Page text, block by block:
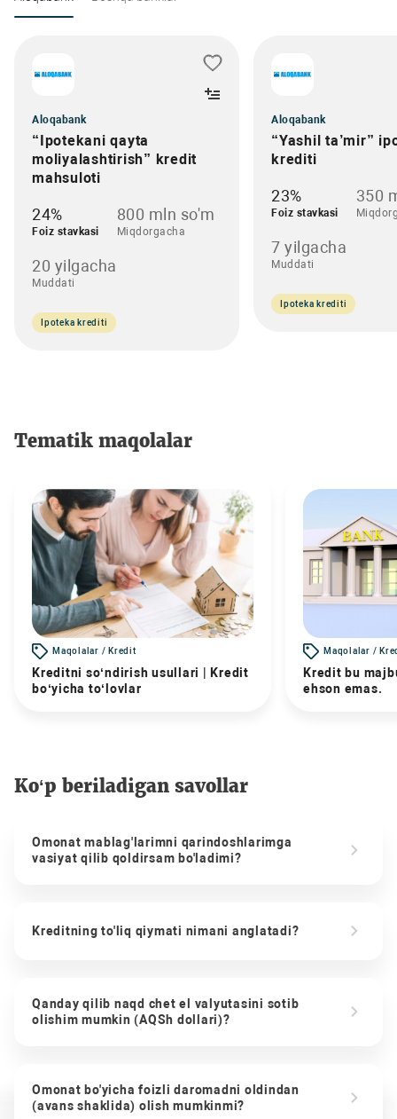
Aloqabank
“Ipotekani qayta
moliyalashtirish” kredit
mahsuloti
24%
Foiz stavkasi
800 mln so'm
Miqdorgacha
20 yilgacha
Muddati
Ipoteka krediti
Aloqabank
“Yashil ta’mir”
krediti
23%
Foiz stavkasi
350
7 yilgacha
Muddati
Ipoteka krediti
Tematik maqolalar
Maqolalar / Kredit
Kreditni so‘ndirish usullari | Kredit
bo‘yicha to‘lovlar
Maqolalar /
Kredit bu
ehson emas.
Ko‘p beriladigan savollar
Omonat mablag'larimni qarindoshlarimga
vasiyat qilib qoldirsam bo'ladimi?
Kreditning to'liq qiymati nimani anglatadi?
Qanday qilib naqd chet el valyutasini sotib
olishim mumkin (AQSh dollari)?
Omonat bo'yicha foizli daromadni oldindan
(avans shaklida) olish mumkinmi?